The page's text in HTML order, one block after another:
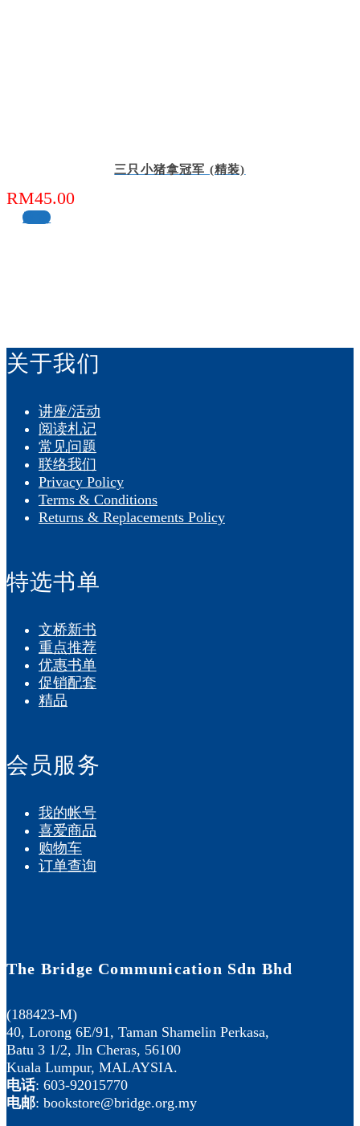
三只小猪拿冠军 (精装)
RM45.00
缺货
关于我们
讲座/活动
阅读札记
常见问题
联络我们
Privacy Policy
Terms & Conditions
Returns & Replacements Policy
特选书单
文桥新书
重点推荐
优惠书单
促销配套
精品
会员服务
我的帐号
喜爱商品
购物车
订单查询
The Bridge Communication Sdn Bhd
(188423-M)
40, Lorong 6E/91, Taman Shamelin Perkasa,
Batu 3 1/2, Jln Cheras, 56100
Kuala Lumpur, MALAYSIA.
电话: 603-92015770
电邮: bookstore@bridge.org.my